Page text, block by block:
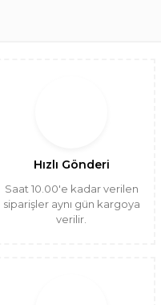
Hızlı Gönderi
Saat 10.00'e kadar verilen
siparişler aynı gün kargoya
verilir.